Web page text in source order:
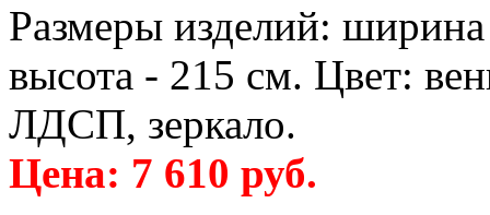
Размеры изделий:
высота - 215 см. Цвет:
ЛДСП, зеркало.
Цена: 7 610 руб.